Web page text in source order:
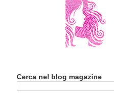
Cerca nel blog magazine